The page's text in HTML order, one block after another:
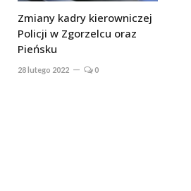
Zmiany kadry kierowniczej
Policji w Zgorzelcu oraz
Pieńsku
28 lutego 2022 0